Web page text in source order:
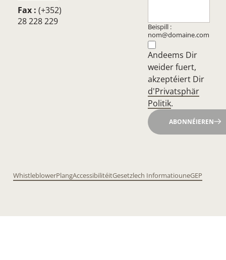
Fax : (+352)
28 228 229
Beispill :
nom@domaine.com
Andeems Dir
weider fuert,
akzeptéiert Dir
d'Privatsphär
Politik.
ABONNÉIEREN
WhistleblowerPlangAccessibilitéitGesetzlech InformatiouneGEP